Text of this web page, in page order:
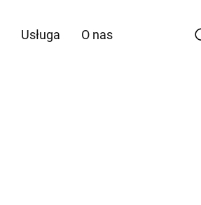
Usługa O nas